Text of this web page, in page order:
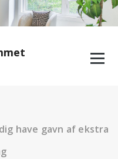
have gavn af ekstra